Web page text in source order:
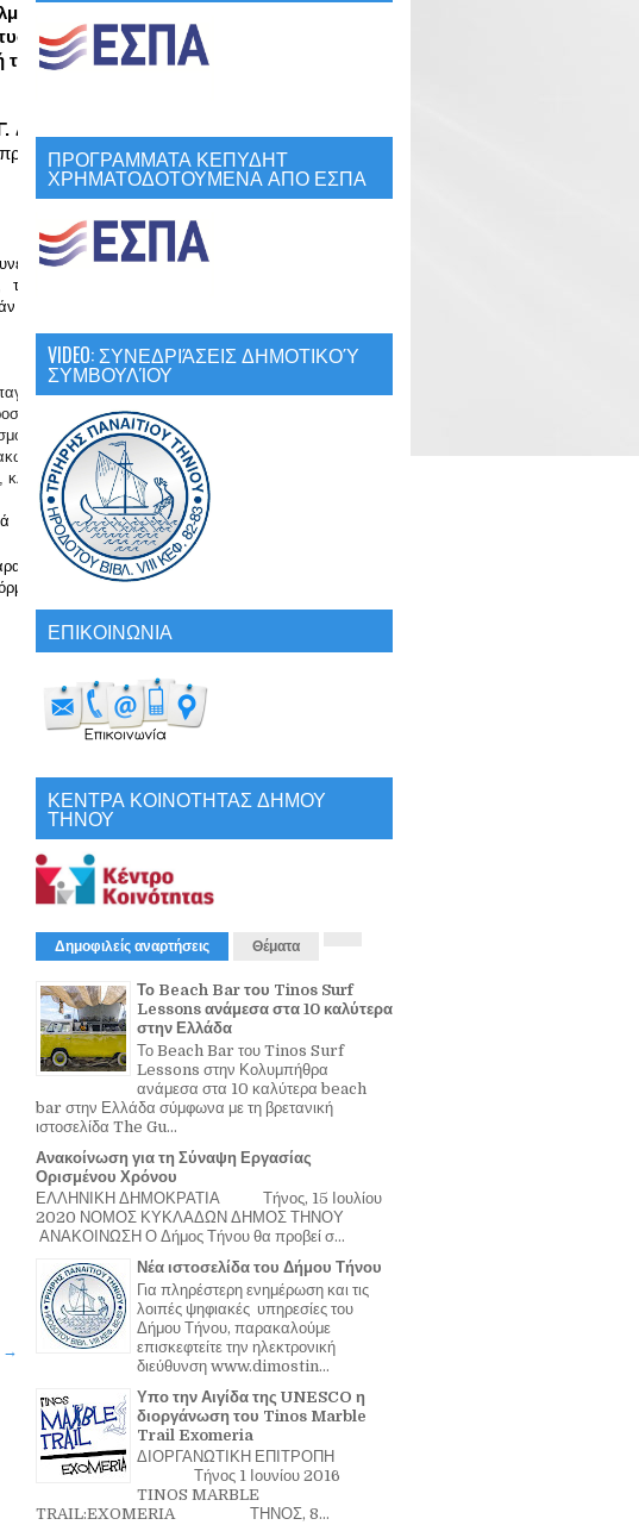
με στόχο
τους
Δρόσου)
με το
Σύνδεσμο
το
θα
εργαλείων
σεμινάρια σε
Παράλληλα, πέρα από τα ομαδικά σεμινάρια, όσοι ενδιαφέρονται μπορούν να εγγραφούν και να παρακολουθήσουν
του
«Grow
→
ΠΡΟΓΡΑΜΜΑΤΑ ΚΕΠΥΔΗΤ
ΧΡΗΜΑΤΟΔΟΤΟΥΜΕΝΑ ΑΠΟ ΕΣΠΑ
VIDEO: ΣΥΝΕΔΡΙΆΣΕΙΣ ΔΗΜΟΤΙΚΟΎ
ΣΥΜΒΟΥΛΊΟΥ
ΕΠΙΚΟΙΝΩΝΙΑ
ΚΕΝΤΡΑ ΚΟΙΝΟΤΗΤΑΣ ΔΗΜΟΥ
ΤΗΝΟΥ
Δημοφιλείς αναρτήσεις Θέματα
Το Beach Bar του Tinos Surf
Lessons ανάμεσα στα 10 καλύτερα
στην Ελλάδα
Το Beach Bar του Tinos Surf
Lessons στην Κολυμπήθρα
ανάμεσα στα 10 καλύτερα beach
bar στην Ελλάδα σύμφωνα με τη βρετανική
ιστοσελίδα The Gu...
Ανακοίνωση για τη Σύναψη Εργασίας
Ορισμένου Χρόνου
ΕΛΛΗΝΙΚΗ ΔΗΜΟΚΡΑΤΙΑ Τήνος, 15 Ιουλίου
2020 ΝΟΜΟΣ ΚΥΚΛΑΔΩΝ ΔΗΜΟΣ ΤΗΝΟΥ
ΑΝΑΚΟΙΝΩΣΗ Ο Δήμος Τήνου θα προβεί σ...
Νέα ιστοσελίδα του Δήμου Τήνου
Για πληρέστερη ενημέρωση και τις
λοιπές ψηφιακές υπηρεσίες του
Δήμου Τήνου, παρακαλούμε
επισκεφτείτε την ηλεκτρονική
διεύθυνση www.dimostin...
Υπο την Αιγίδα της UNESCO η
διοργάνωση του Tinos Marble
Trail Exomeria
ΔΙΟΡΓΑΝΩΤΙΚΗ ΕΠΙΤΡΟΠΗ
Τήνος 1 Ιουνίου 2016
TINOS MARBLE
TRAIL:EXOMERIA ΤΗΝΟΣ, 8...